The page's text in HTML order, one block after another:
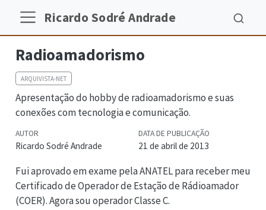
Ricardo Sodré Andrade
Radioamadorismo
ARQUIVISTA-NET
Apresentação do hobby de radioamadorismo e suas
conexões com tecnologia e comunicação.
AUTOR
Ricardo Sodré Andrade
DATA DE PUBLICAÇÃO
21 de abril de 2013
Fui aprovado em exame pela ANATEL para receber meu
Certificado de Operador de Estação de Rádioamador
(COER). Agora sou operador Classe C.